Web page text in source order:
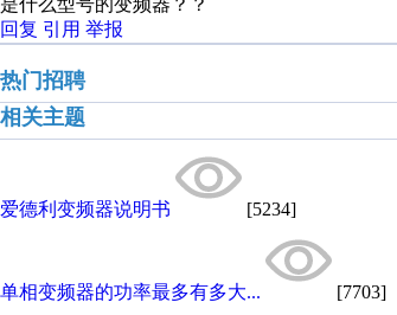
是什么型号的变频器？？
回复 引用 举报
热门招聘
相关主题
爱德利变频器说明书 [5234]
单相变频器的功率最多有多大... [7703]